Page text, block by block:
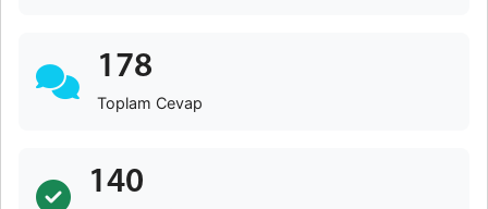
178
Toplam Cevap
140